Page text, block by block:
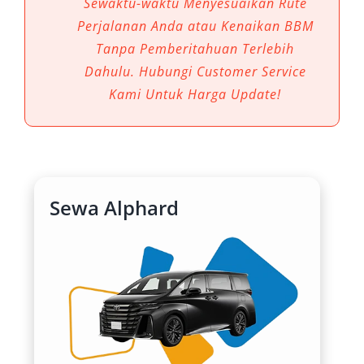
kualitas perjalanan. Mobil premium ini tidak
hanya menawarkan ruang lega dan desain
mewah, tetapi juga memberi rasa aman dan
percaya diri saat melintas di jalanan kota
Rental mobil Alphard Majalengka dikenal
dengan kabin luas, kursi ergonomis, serta fitur
hiburan modern. Bagi penumpang yang
melakukan perjalanan jauh, baik sewa Alphard
harian 24 jam maupun bulanan, pengalaman
duduk di dalamnya terasa jauh lebih nyaman
dibandingkan mobil standar.
Perjalanan Anda atau Kenaikan BBM
Tanpa Pemberitahuan Terlebih
Dahulu. Hubungi Customer Service
Kami Untuk Harga Update!
Sewa Alphard